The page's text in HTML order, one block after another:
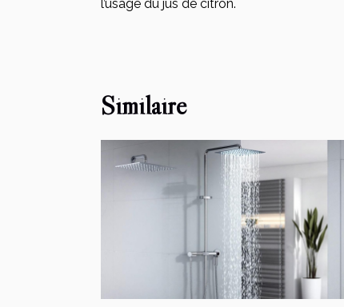
l’usage du jus de citron.
Similaire